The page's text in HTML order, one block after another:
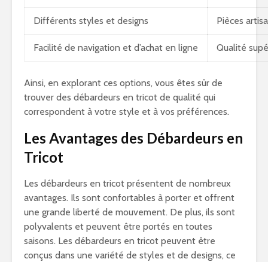
Différents styles et designs Pièces
Facilité de navigation et d’achat en ligne Qualité
Ainsi, en explorant ces options, vous êtes sûr de
trouver des débardeurs en tricot de qualité qui
correspondent à votre style et à vos préférences.
Les Avantages des Débardeurs en
Tricot
Les débardeurs en tricot présentent de nombreux
avantages. Ils sont confortables à porter et offrent
une grande liberté de mouvement. De plus, ils sont
polyvalents et peuvent être portés en toutes
saisons. Les débardeurs en tricot peuvent être
conçus dans une variété de styles et de designs, ce